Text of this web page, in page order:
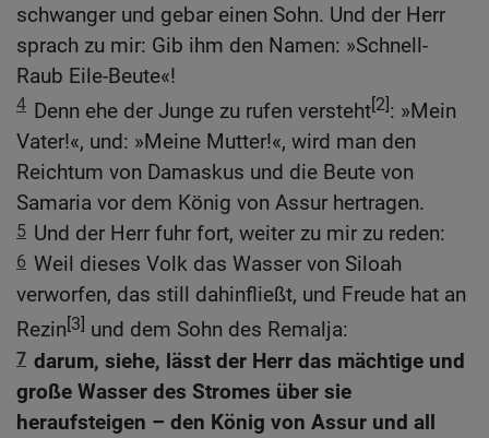
schwanger und gebar einen Sohn. Und der Herr
sprach zu mir: Gib ihm den Namen: »Schnell-
Raub Eile-Beute«!
4 Denn ehe der Junge zu rufen versteht[2]: »Mein
Vater!«, und: »Meine Mutter!«, wird man den
Reichtum von Damaskus und die Beute von
Samaria vor dem König von Assur hertragen.
5 Und der Herr fuhr fort, weiter zu mir zu reden:
6 Weil dieses Volk das Wasser von Siloah
verworfen, das still dahinfließt, und Freude hat an
Rezin[3] und dem Sohn des Remalja:
7 darum, siehe, lässt der Herr das mächtige und
große Wasser des Stromes über sie
heraufsteigen – den König von Assur und all